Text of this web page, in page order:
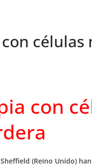
con
(Reino Unido)